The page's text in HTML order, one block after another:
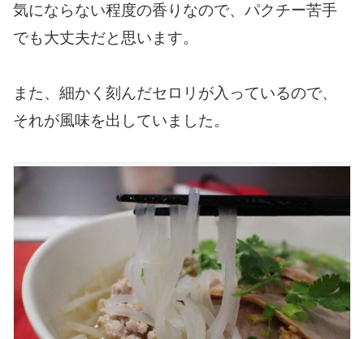
気にならない程度の香りなので、パクチー苦手
でも大丈夫だと思います。
また、細かく刻んだセロリが入っているので、
それが風味を出していました。